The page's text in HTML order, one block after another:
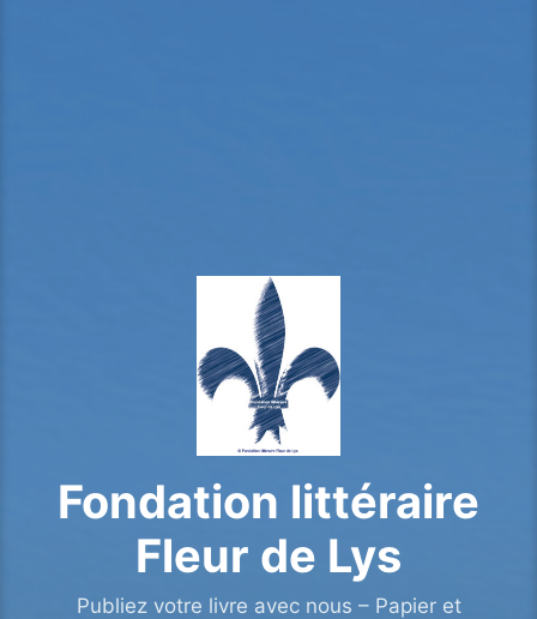
Fondation littéraire
Fleur de Lys
Publiez votre livre avec nous – Papier et